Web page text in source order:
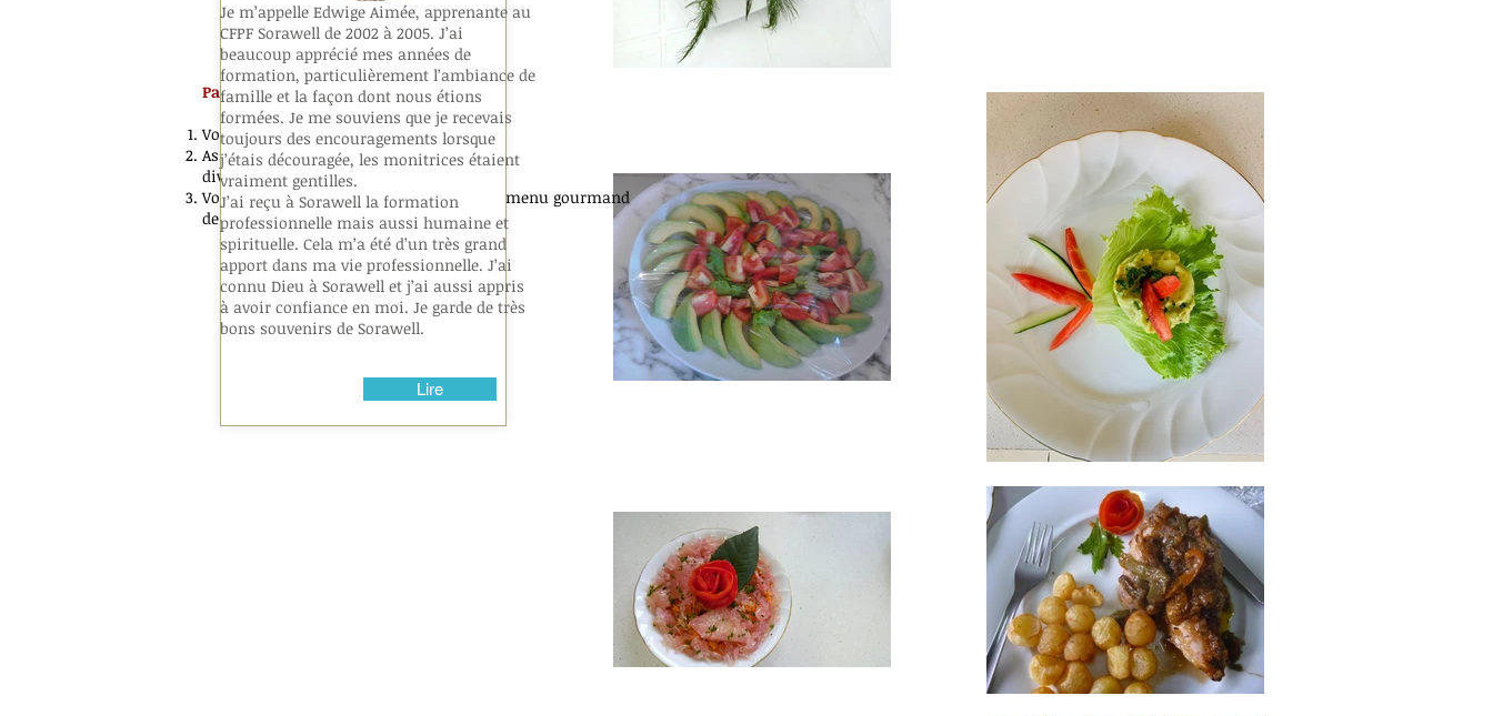
Parmi nos objectifs visés:
Vous faire manger bio et sain,
Assurer à tous nos convives des plats
divers,internationaux, variés,
Vous concocter, de l’entrée au dessert un menu gourmand
de qualité.
Je m’appelle Edwige Aimée, apprenante au
CFPF Sorawell de 2002 à 2005. J’ai
beaucoup apprécié mes années de
formation, particulièrement l’ambiance de
famille et la façon dont nous étions
formées. Je me souviens que je recevais
toujours des encouragements lorsque
j’étais découragée, les monitrices étaient
vraiment gentilles.
J’ai reçu à Sorawell la formation
professionnelle mais aussi humaine et
spirituelle. Cela m’a été d’un très grand
apport dans ma vie professionnelle. J’ai
connu Dieu à Sorawell et j’ai aussi appris
à avoir confiance en moi. Je garde de très
bons souvenirs de Sorawell.
Lire